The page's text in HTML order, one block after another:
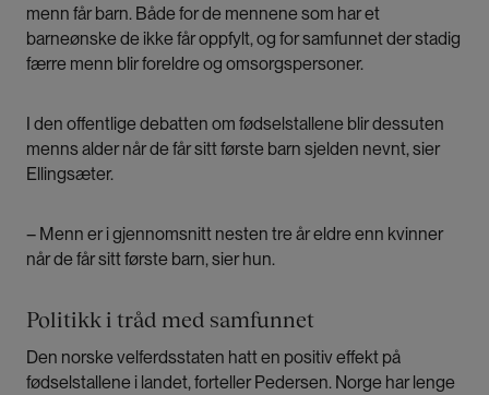
menn får barn. Både for de mennene som har et
barneønske de ikke får oppfylt, og for samfunnet der stadig
færre menn blir foreldre og omsorgspersoner.
I den offentlige debatten om fødselstallene blir dessuten
menns alder når de får sitt første barn sjelden nevnt, sier
Ellingsæter.
– Menn er i gjennomsnitt nesten tre år eldre enn kvinner
når de får sitt første barn, sier hun.
Politikk i tråd med samfunnet
Den norske velferdsstaten hatt en positiv effekt på
fødselstallene i landet, forteller Pedersen. Norge har lenge